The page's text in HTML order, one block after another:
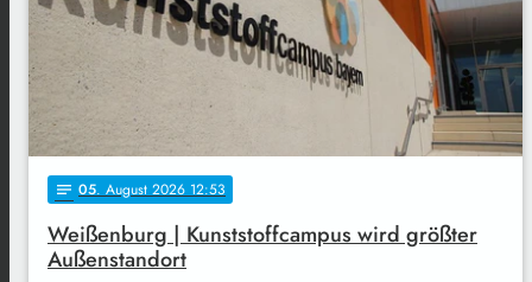
notes 05. August 2026 12:53
Weißenburg | Kunststoffcampus wird größter
Außenstandort